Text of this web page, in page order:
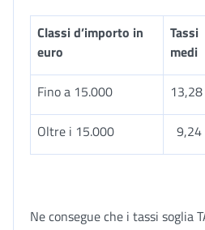
Classi d’importo in
euro
Tassi
medi
Fino a 15.000 13,28
Oltre i 15.000 9,24
Ne consegue che i tassi soglia